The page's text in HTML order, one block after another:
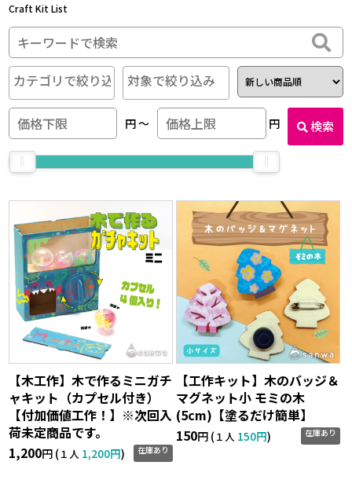
Craft Kit List
円〜 円 検索
【木工作】木で作るミニガチ
ャキット（カプセル付き）
【付加価値工作！】※次回入
荷未定商品です。
1,200円 (１人 1,200円) 在庫あり
【工作キット】木のバッジ＆
マグネット小 モミの木
(5cm)【塗るだけ簡単】
150円 (１人 150円) 在庫あり